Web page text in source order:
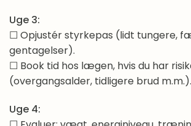
Uge 3:
☐ Opjustér styrkepas (lidt tungere,
gentagelser).
☐ Book tid hos lægen, hvis du har
(overgangsalder, tidligere brud m.m.).
Uge 4: